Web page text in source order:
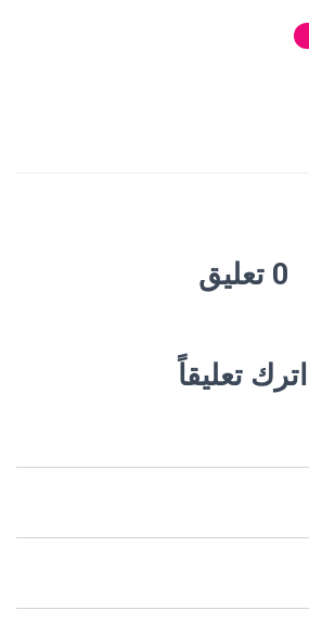
0 تعليق
اترك تعليقاً